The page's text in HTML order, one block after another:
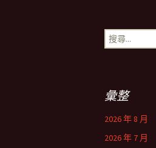
搜
尋
彙整
2026 年 8 月
2026 年 7 月